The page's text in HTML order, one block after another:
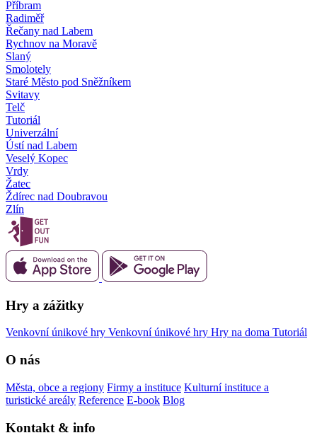
Příbram
Radiměř
Řečany nad Labem
Rychnov na Moravě
Slaný
Smolotely
Staré Město pod Sněžníkem
Svitavy
Telč
Tutoriál
Univerzální
Ústí nad Labem
Veselý Kopec
Vrdy
Žatec
Ždírec nad Doubravou
Zlín
Hry a zážitky
Venkovní únikové hry Venkovní únikové hry Hry na doma Tutoriál
O nás
Města, obce a regiony Firmy a instituce Kulturní instituce a
turistické areály Reference E-book Blog
Kontakt & info